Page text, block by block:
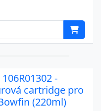
-
cartridge pro
(220ml)